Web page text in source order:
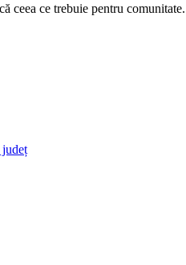
ceea ce trebuie pentru